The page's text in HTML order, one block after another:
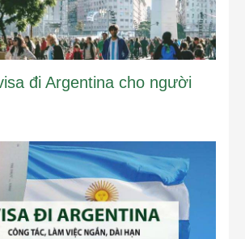
đi Argentina cho người